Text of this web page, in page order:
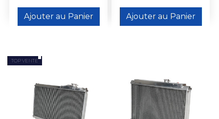
Ajouter au Panier Ajouter au Panier
TOP VENTE